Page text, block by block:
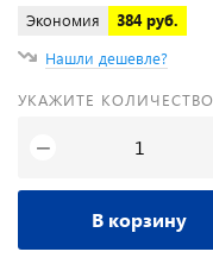
Экономия
384 руб.
Нашли дешевле?
УКАЖИТЕ КОЛИЧЕСТВО
−
В корзину